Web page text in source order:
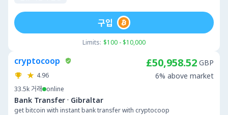
Limits: $100 - $10,000
구입
cryptocoop
4.96
33.5k 거래 online
Bank Transfer · Gibraltar
get bitcoin with instant bank transfer with cryptocoop
£50,958.52 GBP
6% above market